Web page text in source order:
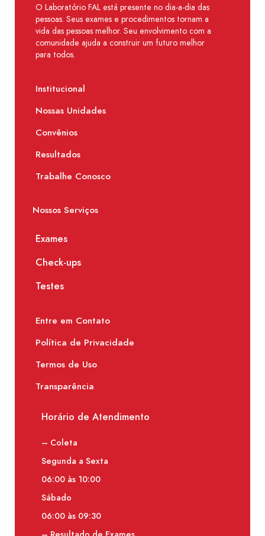
O Laboratório FAL está presente no dia-a-dia das
pessoas. Seus exames e procedimentos tornam a
vida das pessoas melhor. Seu envolvimento com a
comunidade ajuda a construir um futuro melhor
para todos.
Institucional
Nossas Unidades
Convênios
Resultados
Trabalhe Conosco
Nossos Serviços
Exames
Check-ups
Testes
Entre em Contato
Política de Privacidade
Termos de Uso
Transparência
Horário de Atendimento
– Coleta
Segunda a Sexta
06:00 às 10:00
Sábado
06:00 às 09:30